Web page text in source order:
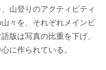
山登りのアクティビティ
々を、それぞれメインビ
版は写真の比重を下げ、
に作られている。